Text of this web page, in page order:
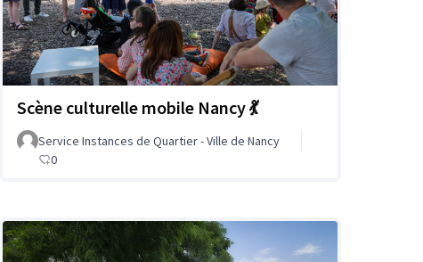
Scène culturelle mobile Nancy 💃
Service Instances de Quartier - Ville de Nancy
0